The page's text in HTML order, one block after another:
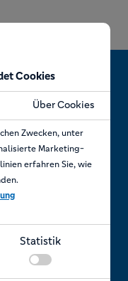
Cookies
Über Cookies
Zwecken, unter
Marketing-
erfahren Sie, wie
Statistik